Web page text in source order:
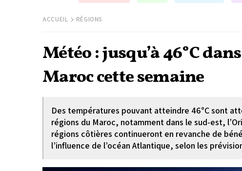
ACCUEIL RÉGIONS
Météo : jusqu’à 46°C
Maroc cette semaine
Des températures pouvant atteindre 46°C sont
régions du Maroc, notamment dans le sud-est,
régions côtières continueront en revanche de
l’influence de l’océan Atlantique, selon les